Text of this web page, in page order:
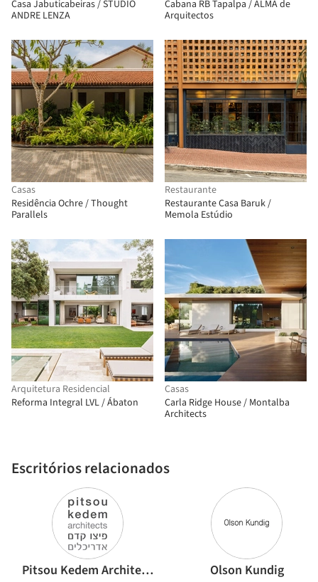
Casa Jabuticabeiras / STUDIO
ANDRE LENZA
Cabana RB Tapalpa / ALMA de
Arquitectos
Casas
Residência Ochre / Thought
Parallels
Restaurante
Restaurante Casa Baruk /
Memola Estúdio
Arquitetura Residencial
Reforma Integral LVL / Ábaton
Escritórios relacionados
Pitsou Kedem Architects Olson Kundig
Casas
Carla Ridge House / Montalba
Architects